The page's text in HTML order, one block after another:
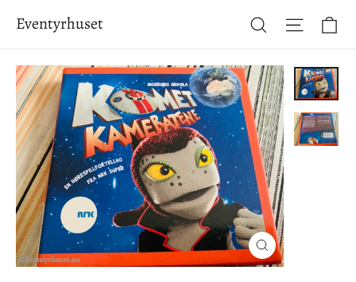
innhold
Eventyrhuset Søk Side-
Lukke
(esc)